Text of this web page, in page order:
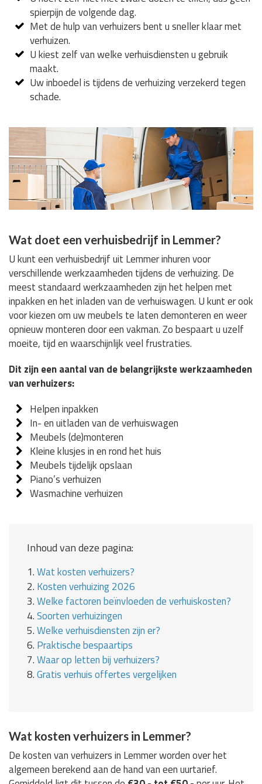
spierpijn de volgende dag.
Met de hulp van verhuizers bent u sneller klaar met
verhuizen.
U kiest zelf van welke verhuisdiensten u gebruik
maakt.
Uw inboedel is tijdens de verhuizing verzekerd tegen
schade.
Wat doet een verhuisbedrijf in Lemmer?
U kunt een verhuisbedrijf uit Lemmer inhuren voor
verschillende werkzaamheden tijdens de verhuizing. De
meest standaard werkzaamheden zijn het helpen met
inpakken en het inladen van de verhuiswagen. U kunt er ook
voor kiezen om uw meubels te laten demonteren en weer
opnieuw monteren door een vakman. Zo bespaart u uzelf
moeite, tijd en waarschijnlijk veel frustraties.
Dit zijn een aantal van de belangrijkste werkzaamheden
van verhuizers:
Helpen inpakken
In- en uitladen van de verhuiswagen
Meubels (de)monteren
Kleine klusjes in en rond het huis
Meubels tijdelijk opslaan
Piano’s verhuizen
Wasmachine verhuizen
Inhoud van deze pagina:
1.Wat kosten verhuizers?
2. Kosten verhuizing 2026
3.Welke factoren beïnvloeden de verhuiskosten?
4.Soorten verhuizingen
5.Welke verhuisdiensten zijn er?
6. Praktische bespaartips
7.Waar op letten bij verhuizers?
8.Gratis verhuis offertes vergelijken
Wat kosten verhuizers in Lemmer?
De kosten van verhuizers in Lemmer worden over het
algemeen berekend aan de hand van een uurtarief.